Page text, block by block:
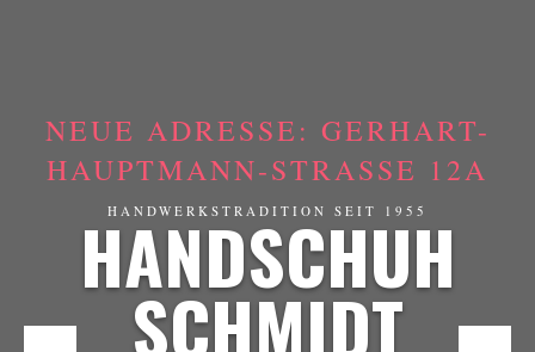
NEUE ADRESSE: GERHART-
HAUPTMANN-STRASSE 12A
HANDWERKSTRADITION SEIT 1955
HANDSCHUH
SCHMIDT